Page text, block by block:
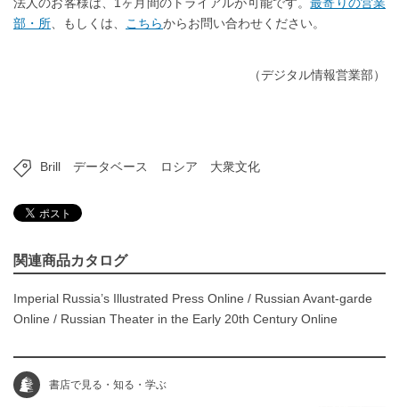
部・所 、もしくは、 こちらからお問い合わせください。
（デジタル情報営業部）
Brill データベース ロシア 大衆文化
関連商品カタログ
Imperial Russia’s Illustrated Press Online / Russian Avant-garde
Online / Russian Theater in the Early 20th Century Online
書店で見る・知る・学ぶ